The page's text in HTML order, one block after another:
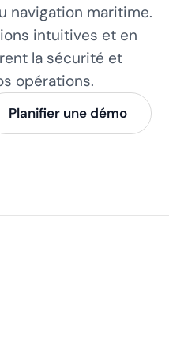
navigation maritime.
intuitives et en
la sécurité et
opérations.
Planifier une démo